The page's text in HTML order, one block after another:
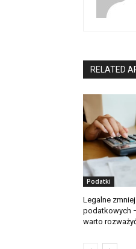
RELATED
Podatki
Legalne
podatkowych
warto